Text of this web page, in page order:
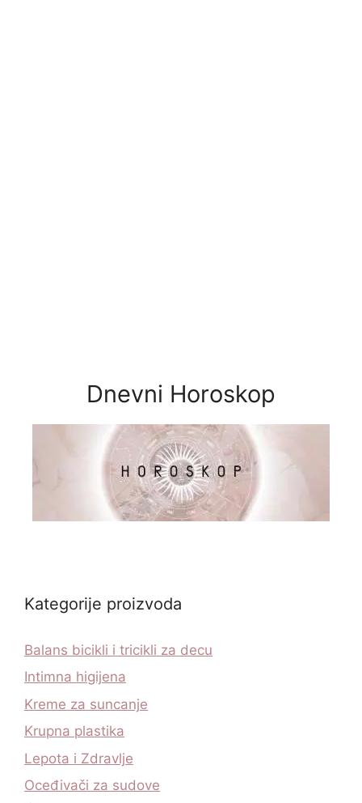
Dnevni Horoskop
Kategorije proizvoda
Balans bicikli i tricikli za decu
Intimna higijena
Kreme za suncanje
Krupna plastika
Lepota i Zdravlje
Oceđivači za sudove